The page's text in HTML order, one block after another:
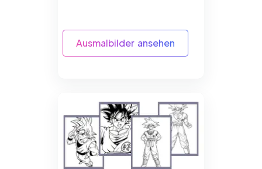
Ausmalbilder ansehen